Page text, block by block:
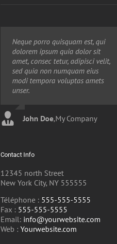
Neque porro quisquam est, qui
dolorem ipsum quia dolor sit
amet, consec tetur, adipisci velit,
sed quia non numquam eius
modi tempora voluptas amets
unser.
John Doe,My Company
Aliquam erat volutpat. Quisque
at est id ligula facilisis laoreet
eget pulvinar nibh. Suspendisse
at ultrices dui. Curabitur ac felis
arcu sadips ipsums fugiats
nemis.
Luke Beck,Theme Fusion
Contact Info
12345 north Street
New York City, NY 555555
Téléphone : 555-555-5555
Fax : 555-555-5555
Email: info@yourwebsite.com
Web : Yourwebsite.com